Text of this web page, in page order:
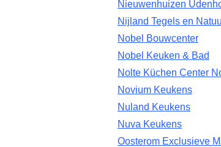
Nieuwenhuizen
Nijland Tegels en
Nobel Bouwcenter
Nobel Keuken & Bad
Nolte Küchen Center
Novium Keukens
Nuland Keukens
Nuva Keukens
Oosterom Exclusieve